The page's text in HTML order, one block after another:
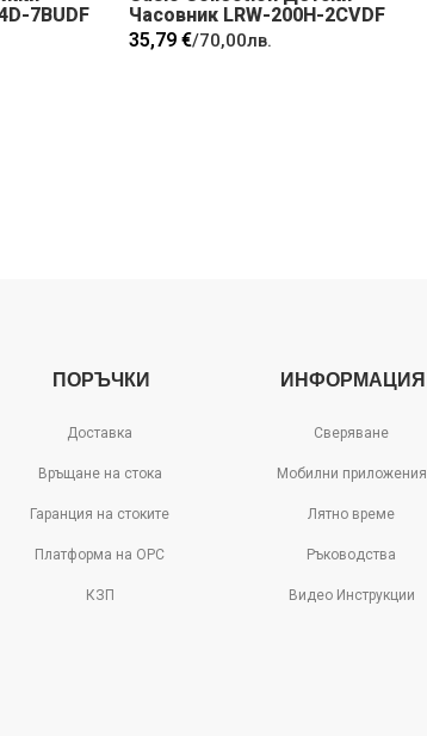
7BUDF
Часовник LRW-200H-2CVDF
35,79 €/70,00лв.
ПОРЪЧКИ
Доставка
Връщане на стока
Гаранция на стоките
Платформа на ОРС
КЗП
ИНФОРМАЦИЯ
Сверяване
Мобилни приложения
Лятно време
Ръководства
Видео Инструкции